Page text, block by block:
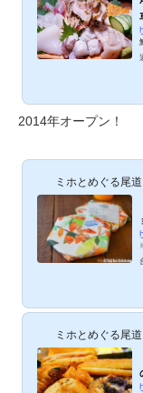
2014年オープン！
ミホとめぐる尾道
ミホとめぐる尾道